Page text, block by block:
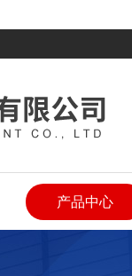
产品中心